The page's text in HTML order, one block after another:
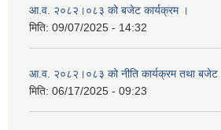
आ.व. २०८२।०८३ को बजेट कार्यक्रम ।
मिति: 09/07/2025 - 14:32
आ.व. २०८२।०८३ को नीति कार्यक्रम तथा बजेट
मिति: 06/17/2025 - 09:23